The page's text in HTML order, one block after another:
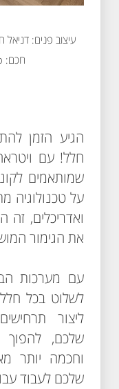
עיצוב פנים:
חכם: VTouch Pro של ויטראה
הגיע הזמן
חלל! עם
שמותאמים
על טכנולוגיה
ואדריכלים, זה
את הגימור
עם מערכות
לשלוט בכל
ליצור
שלכם, להפוך
וחכמה יותר
שלכם לעבוד